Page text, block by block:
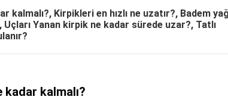
kalmalı?, Kirpikleri en hızlı ne uzatır?, Badem
Yanan kirpik ne kadar sürede uzar?, Tatlı
kadar kalmalı?